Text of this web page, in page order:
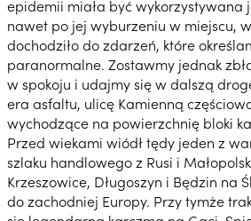
epidemii miała być wykorzystywana
nawet po jej wyburzeniu w miejscu,
dochodziło do zdarzeń, które
paranormalne. Zostawmy jednak
w spokoju i udajmy się w dalszą
era asfaltu, ulicę Kamienną
wychodzące na powierzchnię bloki
Przed wiekami wiódł tędy jeden z
szlaku handlowego z Rusi i
Krzeszowice, Długoszyn i Będzin na
do zachodniej Europy. Przy tymże